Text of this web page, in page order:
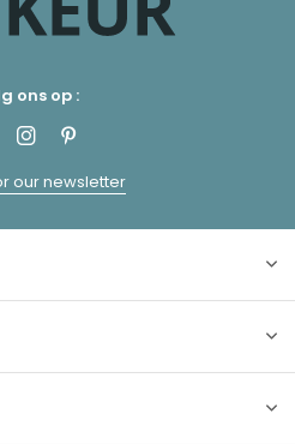
ons op :
our newsletter